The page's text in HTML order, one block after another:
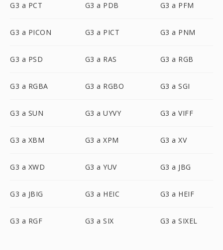
G3 a PCT G3 a PDB G3 a PFM
G3 a PICON G3 a PICT G3 a PNM
G3 a PSD G3 a RAS G3 a RGB
G3 a RGBA G3 a RGBO G3 a SGI
G3 a SUN G3 a UYVY G3 a VIFF
G3 a XBM G3 a XPM G3 a XV
G3 a XWD G3 a YUV G3 a JBG
G3 a JBIG G3 a HEIC G3 a HEIF
G3 a RGF G3 a SIX G3 a SIXEL